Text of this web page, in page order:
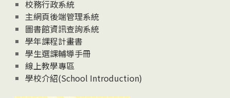
校務行政系統
主網頁後端管理系統
圖書館資訊查詢系統
學年課程計畫書
學生選課輔導手冊
線上教學專區
學校介紹(School Introduction)